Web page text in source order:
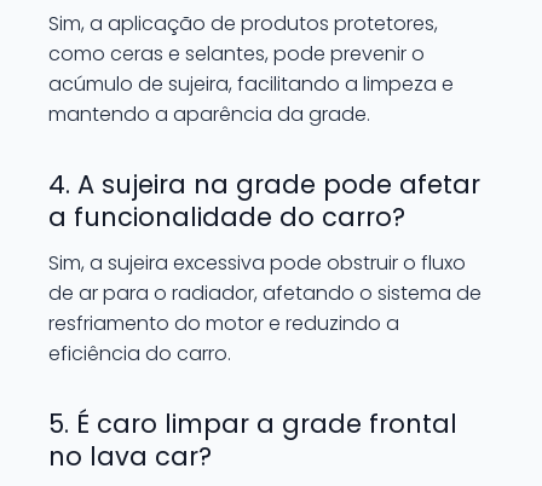
Sim, a aplicação de produtos protetores,
como ceras e selantes, pode prevenir o
acúmulo de sujeira, facilitando a limpeza e
mantendo a aparência da grade.
4. A sujeira na grade pode afetar
a funcionalidade do carro?
Sim, a sujeira excessiva pode obstruir o fluxo
de ar para o radiador, afetando o sistema de
resfriamento do motor e reduzindo a
eficiência do carro.
5. É caro limpar a grade frontal
no lava car?